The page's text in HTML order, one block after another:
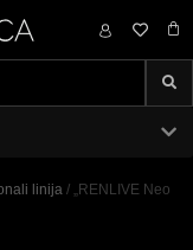
0,00 €
linija / „RENLIVE Neo